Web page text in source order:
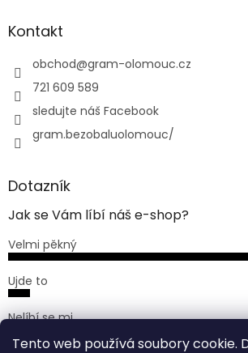
Tento web používá soubory cookie.
aKontakt
obchod@gram-olomouc.cz
721 609 589
sledujte náš Facebook
gram.bezobaluolomouc/
Dotazník
Jak se Vám líbí náš e-shop?
Velmi pěkný
Ujde to
Nelíbí se mi